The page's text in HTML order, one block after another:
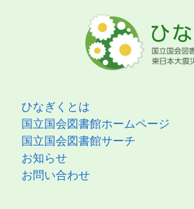
ひなぎくとは
国立国会図書館ホームページ
国立国会図書館サーチ
お知らせ
お問い合わせ